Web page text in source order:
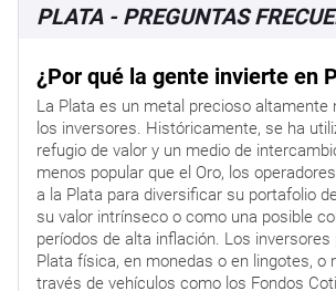
PLATA - PREGUNTAS
¿Por qué la gente invierte en
La Plata es un metal precioso altamente
los inversores. Históricamente, se ha
refugio de valor y un medio de
menos popular que el Oro, los
a la Plata para diversificar su portafolio
su valor intrínseco o como una posible
períodos de alta inflación. Los
Plata física, en monedas o en lingotes, o
través de vehículos como los Fondos